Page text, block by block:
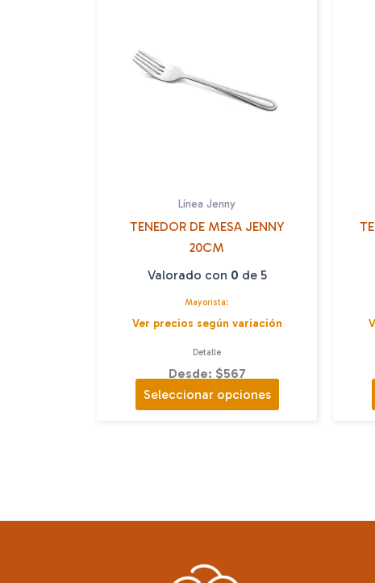
Línea Jenny
TENEDOR DE MESA JENNY
20CM
Valorado con 0 de 5
Mayorista:
Ver precios según variación
Detalle
Desde: $567
Seleccionar opciones
producto
opciones